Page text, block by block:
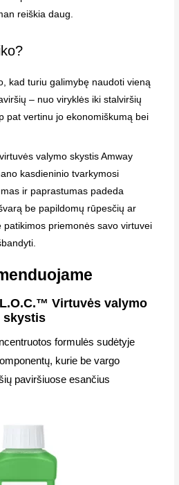
reiškia daug.
kad turiu galimybę naudoti vieną
– nuo viryklės iki stalviršių
pat vertinu jo ekonomiškumą bei
valymo skystis Amway
kasdieninio tvarkymosi
ir paprastumas padeda
be papildomų rūpesčių ar
patikimos priemonės savo virtuvei
Virtuvės valymo
skystis
formulės sudėtyje
kurie be vargo
paviršiuose esančius